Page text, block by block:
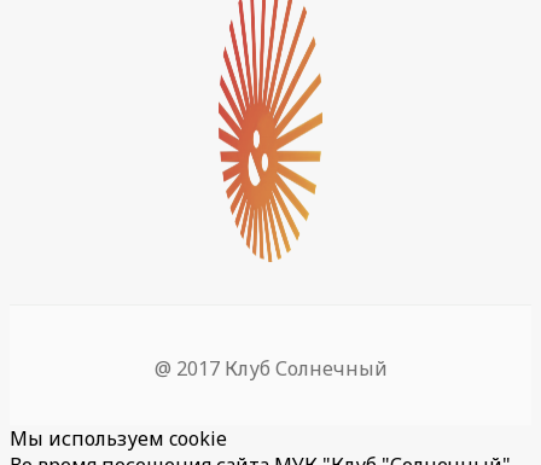
@ 2017 Клуб Солнечный
Мы используем cookie